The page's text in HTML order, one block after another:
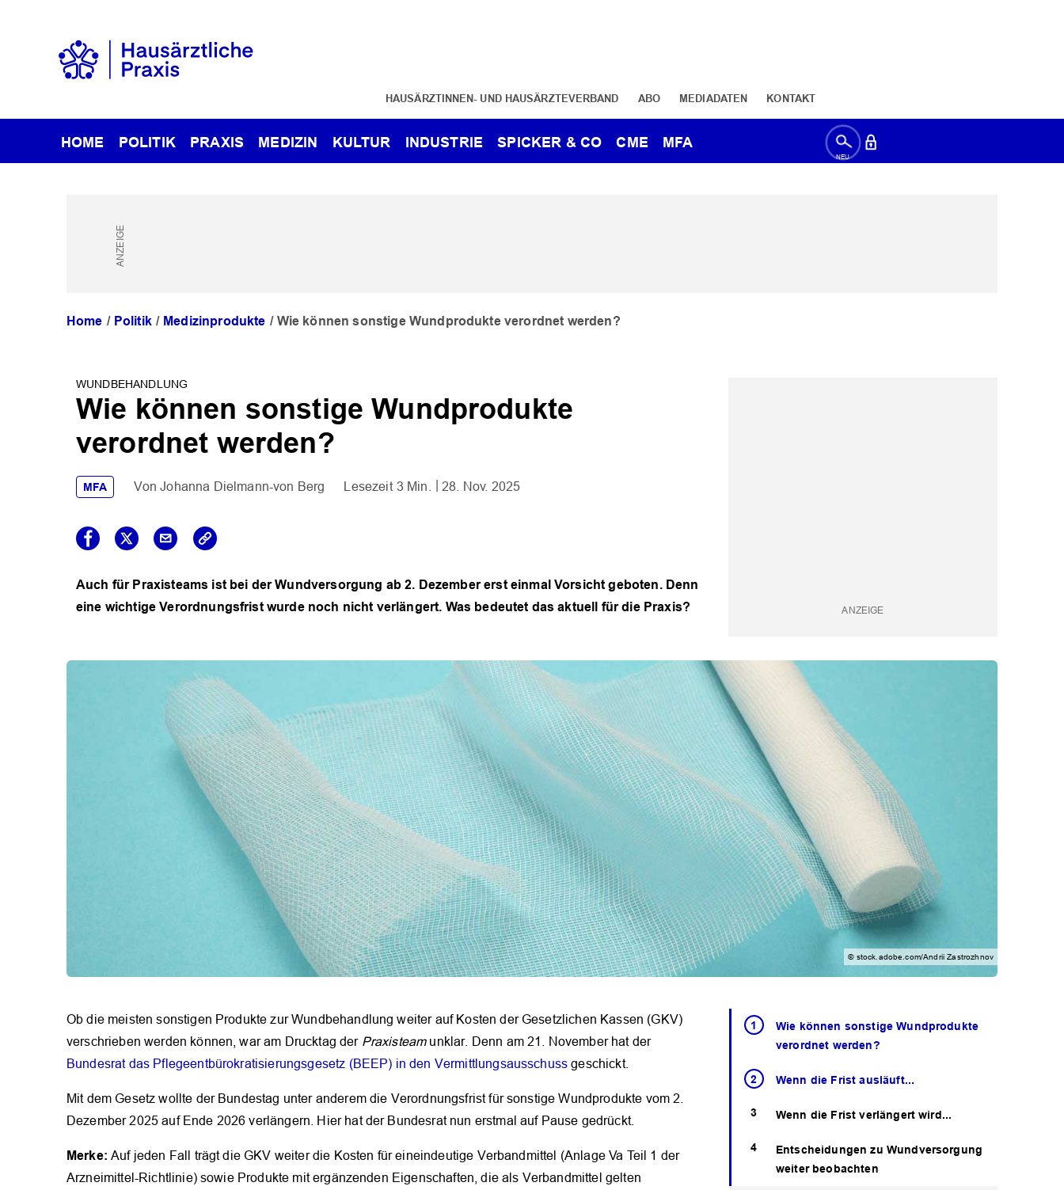
HAUSÄRZTINNEN- UND HAUSÄRZTEVERBAND ABO MEDIADATEN KONTAKT
HOME POLITIK PRAXIS MEDIZIN KULTUR INDUSTRIE SPICKER & CO CME MFA
Home Politik Medizinprodukte Wie können sonstige Wundprodukte verordnet werden?
WUNDBEHANDLUNG
Wie können sonstige Wundprodukte
verordnet werden?
MFA Johanna Dielmann-von Berg 3 Min. 28. Nov. 2025
Auch für Praxisteams ist bei der Wundversorgung ab 2. Dezember erst einmal Vorsicht geboten. Denn
eine wichtige Verordnungsfrist wurde noch nicht verlängert. Was bedeutet das aktuell für die Praxis?
© stock.adobe.com/Andrii Zastrozhnov
Wie können sonstige Wundprodukte
verordnet werden?
Wenn die Frist ausläuft...
Wenn die Frist verlängert wird...
Entscheidungen zu Wundversorgung
weiter beobachten
Ob die meisten sonstigen Produkte zur Wundbehandlung weiter auf Kosten der Gesetzlichen Kassen (GKV)
verschrieben werden können, war am Drucktag der Praxisteamunklar. Denn am 21. November hat der
Bundesrat das Pflegeentbürokratisierungsgesetz (BEEP) in den Vermittlungsausschuss geschickt.
Mit dem Gesetz wollte der Bundestag unter anderem die Verordnungsfrist für sonstige Wundprodukte vom 2.
Dezember 2025 auf Ende 2026 verlängern. Hier hat der Bundesrat nun erstmal auf Pause gedrückt.
Merke: Auf jeden Fall trägt die GKV weiter die Kosten für eineindeutige Verbandmittel (Anlage Va Teil 1 der
Arzneimittel-Richtlinie) sowie Produkte mit ergänzenden Eigenschaften, die als Verbandmittel gelten